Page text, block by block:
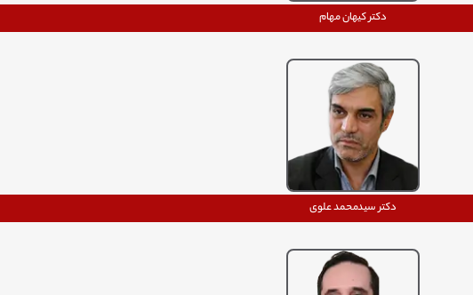
دکتر کیهان مهام
دکتر سیدمحمد علوی